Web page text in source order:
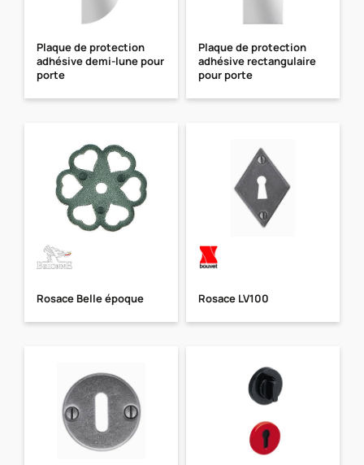
Plaque de protection
adhésive demi-lune pour
porte
Plaque de protection
adhésive rectangulaire
pour porte
Rosace Belle époque Rosace LV100